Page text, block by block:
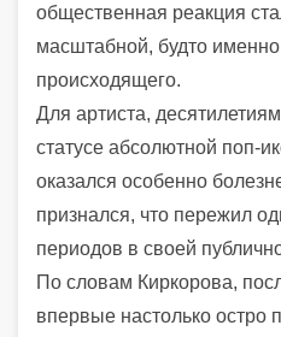
общественная реакция
масштабной, будто
происходящего.
Для артиста,
статусе абсолютной поп-
оказался особенно
признался, что пережил
периодов в своей
По словам Киркорова,
впервые настолько остро